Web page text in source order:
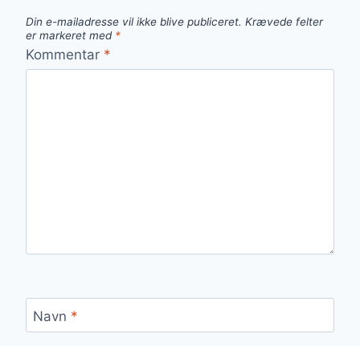
Din e-mailadresse vil ikke blive publiceret. Krævede felter
er markeret med *
Kommentar *
Navn *